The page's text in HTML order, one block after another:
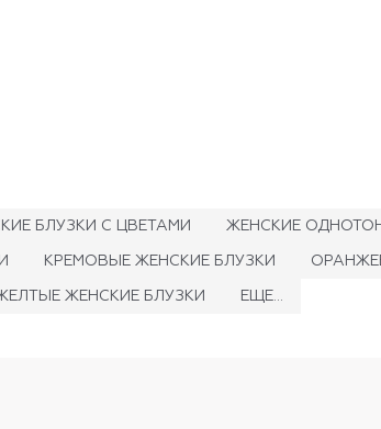
БЛУЗКИ С ЦВЕТАМИ ЖЕНСКИЕ
КРЕМОВЫЕ ЖЕНСКИЕ БЛУЗКИ
ЖЕНСКИЕ БЛУЗКИ ЕЩЕ...